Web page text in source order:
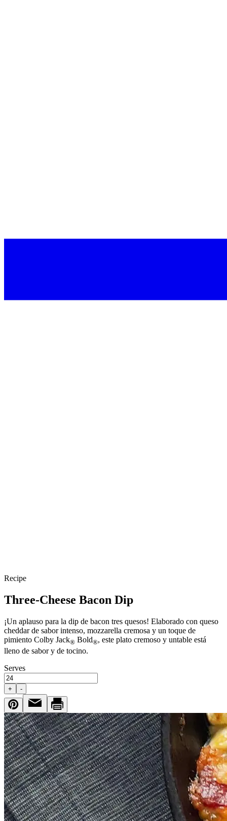
Recipe
Three-Cheese Bacon Dip
¡Un aplauso para la dip de bacon tres quesos! Elaborado con queso
cheddar de sabor intenso, mozzarella cremosa y un toque de
pimiento Colby Jack® Bold®, este plato cremoso y untable está
lleno de sabor y de tocino.
Serves
+ -